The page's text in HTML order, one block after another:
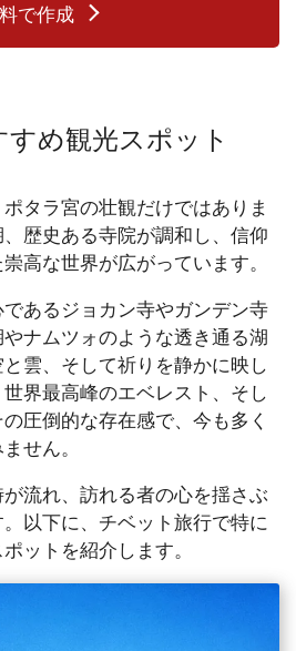
真やテレ
な旅とな
にガイドをして
料で作成
め観光スポット
タラ宮の壮観だけではありま
歴史ある寺院が調和し、信仰
高な世界が広がっています。
あるジョカン寺やガンデン寺
ナムツォのような透き通る湖
雲、そして祈りを静かに映し
界最高峰のエベレスト、そし
圧倒的な存在感で、今も多く
せん。
流れ、訪れる者の心を揺さぶ
以下に、チベット旅行で特に
ットを紹介します。